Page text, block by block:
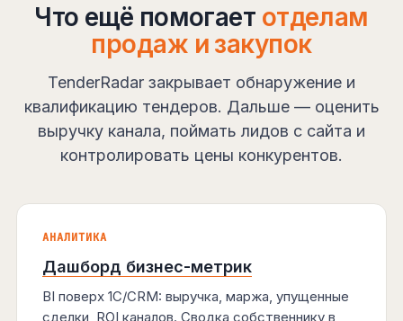
Что ещё помогает отделам
продаж и закупок
TenderRadar закрывает обнаружение и
квалификацию тендеров. Дальше — оценить
выручку канала, поймать лидов с сайта и
контролировать цены конкурентов.
АНАЛИТИКА
Дашборд бизнес-метрик
BI поверх 1С/CRM: выручка, маржа, упущенные
сделки, ROI каналов. Сводка собственнику в